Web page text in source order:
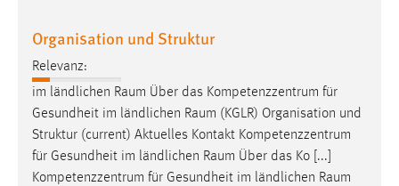
Organisation und Struktur
Relevanz:
im ländlichen Raum Über das Kompetenzzentrum für
Gesundheit im ländlichen Raum (KGLR) Organisation und
Struktur (current) Aktuelles Kontakt Kompetenzzentrum
für Gesundheit im ländlichen Raum Über das Ko [...]
Kompetenzzentrum für Gesundheit im ländlichen Raum